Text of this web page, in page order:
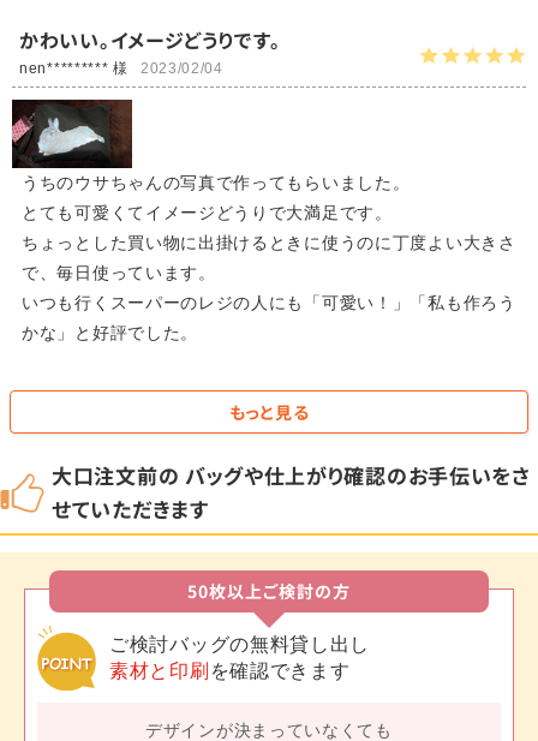
かわいい。イメージどうりです。
nen********* 様 2023/02/04
うちのウサちゃんの写真で作ってもらいました。
とても可愛くてイメージどうりで大満足です。
ちょっとした買い物に出掛けるときに使うのに丁度よい大きさ
で、毎日使っています。
いつも行くスーパーのレジの人にも「可愛い！」「私も作ろう
かな」と好評でした。
もっと見る
大口注文前の バッグや仕上がり確認のお手伝いをさ
せていただきます
50枚以上ご検討の方
ご検討バッグの無料貸し出し
素材と印刷 を確認できます
デザインが決まっていなくても